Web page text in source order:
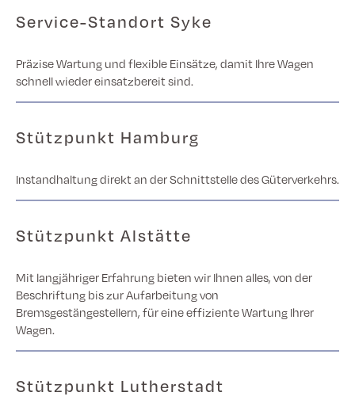
Service-Standort Syke
Präzise Wartung und flexible Einsätze, damit Ihre Wagen
schnell wieder einsatzbereit sind.
Stützpunkt Hamburg
Instandhaltung direkt an der Schnittstelle des Güterverkehrs.
Stützpunkt Alstätte
Mit langjähriger Erfahrung bieten wir Ihnen alles, von der
Beschriftung bis zur Aufarbeitung von
Bremsgestängestellern, für eine effiziente Wartung Ihrer
Wagen.
Stützpunkt Lutherstadt